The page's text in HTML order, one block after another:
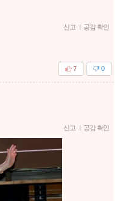
신고 | 공감 확인
0
7
신고 | 공감 확인